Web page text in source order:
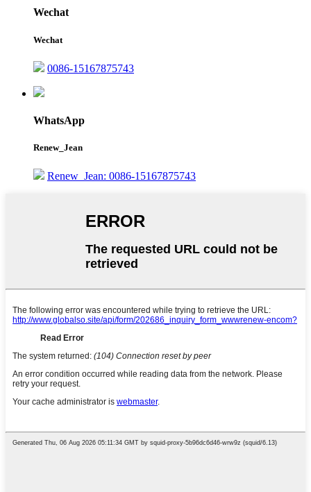
Wechat
Wechat
0086-15167875743
WhatsApp
Renew_Jean
Renew_Jean: 0086-15167875743